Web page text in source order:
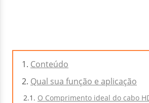
Conteúdo
Qual sua função e aplicação
O Comprimento ideal do cabo